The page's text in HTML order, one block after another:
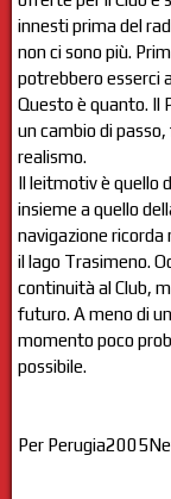
innesti prima del
non ci sono più.
potrebbero esserci
Questo è quanto. Il
un cambio di
realismo.
Il leitmotiv è quello
insieme a quello
navigazione ricorda
il lago Trasimeno.
continuità al Club,
futuro. A meno di
momento poco
possibile.
Per